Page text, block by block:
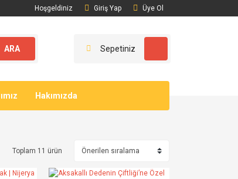
Hoşgeldiniz Giriş Yap Üye Ol
ARA Sepetiniz
Hakımızda
Toplam 11 ürün